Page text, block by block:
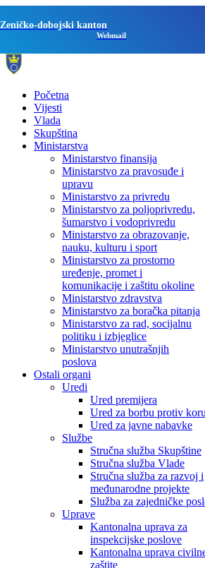
Zeničko-dobojski kanton
Webmail
Početna
Vijesti
Vlada
Skupština
Ministarstva
Ministarstvo finansija
Ministarstvo za pravosuđe i
upravu
Ministarstvo za privredu
Ministarstvo za poljoprivredu,
šumarstvo i vodoprivredu
Ministarstvo za obrazovanje,
nauku, kulturu i sport
Ministarstvo za prostorno
uređenje, promet i
komunikacije i zaštitu okoline
Ministarstvo zdravstva
Ministarstvo za boračka pitanja
Ministarstvo za rad, socijalnu
politiku i izbjeglice
Ministarstvo unutrašnjih
poslova
Ostali organi
Uredi
Ured premijera
Ured za borbu protiv
Ured za javne nabavke
Službe
Stručna služba Skupštine
Stručna služba Vlade
Stručna služba za razvoj i
međunarodne projekte
Služba za zajedničke
Uprave
Kantonalna uprava za
inspekcijske poslove
Kantonalna uprava
zaštite